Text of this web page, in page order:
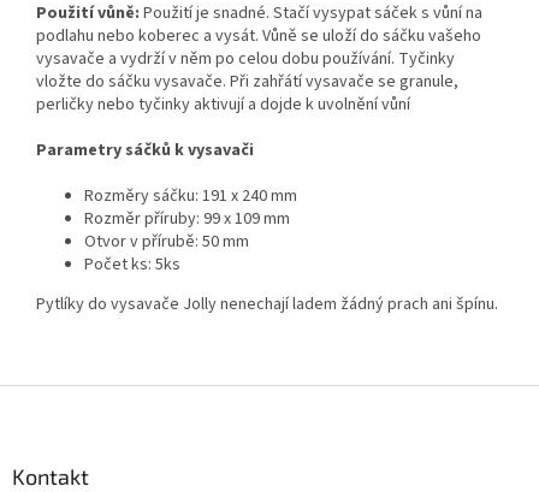
Použití vůně: Použití je snadné. Stačí vysypat sáček s vůní na
podlahu nebo koberec a vysát. Vůně se uloží do sáčku vašeho
vysavače a vydrží v něm po celou dobu používání. Tyčinky
vložte do sáčku vysavače. Při zahřátí vysavače se granule,
perličky nebo tyčinky aktivují a dojde k uvolnění vůní
Parametry sáčků k vysavači
Rozměry sáčku: 191 x 240 mm
Rozměr příruby: 99 x 109 mm
Otvor v přírubě: 50 mm
Počet ks: 5ks
Pytlíky do vysavače Jolly nenechají ladem žádný prach ani špínu.
Kontakt